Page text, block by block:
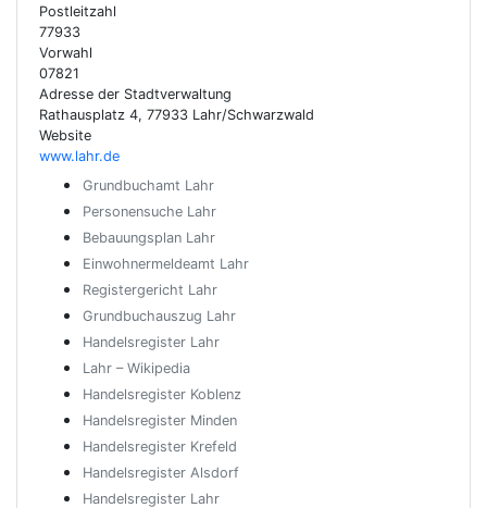
Postleitzahl
77933
Vorwahl
07821
Adresse der Stadtverwaltung
Rathausplatz 4, 77933 Lahr/Schwarzwald
Website
www.lahr.de
Grundbuchamt Lahr
Personensuche Lahr
Bebauungsplan Lahr
Einwohnermeldeamt Lahr
Registergericht Lahr
Grundbuchauszug Lahr
Handelsregister Lahr
Lahr – Wikipedia
Handelsregister Koblenz
Handelsregister Minden
Handelsregister Krefeld
Handelsregister Alsdorf
Handelsregister Lahr